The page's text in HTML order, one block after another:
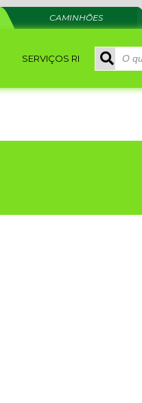
CAMINHÕES
SERVIÇOS RI